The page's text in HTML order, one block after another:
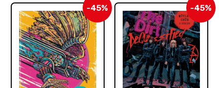
-45% -45%